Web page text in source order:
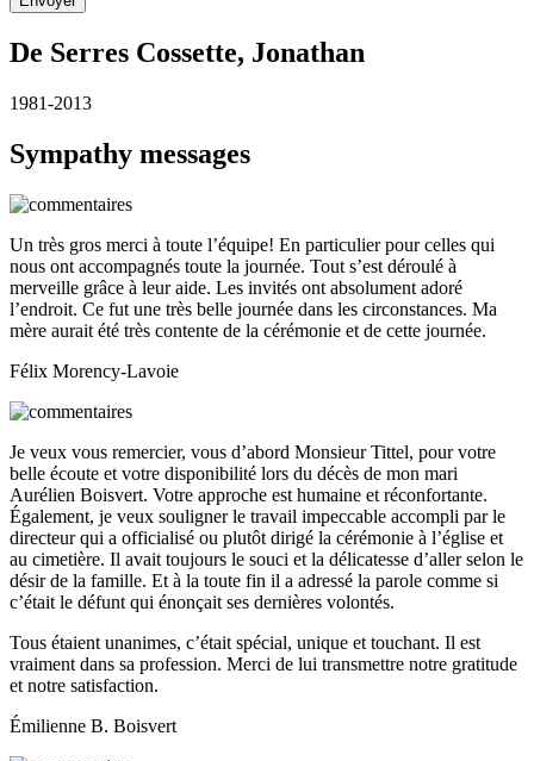
De Serres Cossette, Jonathan
1981-2013
Sympathy messages
Un très gros merci à toute l’équipe! En particulier pour celles qui
nous ont accompagnés toute la journée. Tout s’est déroulé à
merveille grâce à leur aide. Les invités ont absolument adoré
l’endroit. Ce fut une très belle journée dans les circonstances. Ma
mère aurait été très contente de la cérémonie et de cette journée.
Félix Morency-Lavoie
Je veux vous remercier, vous d’abord Monsieur Tittel, pour votre
belle écoute et votre disponibilité lors du décès de mon mari
Aurélien Boisvert. Votre approche est humaine et réconfortante.
Également, je veux souligner le travail impeccable accompli par le
directeur qui a officialisé ou plutôt dirigé la cérémonie à l’église et
au cimetière. Il avait toujours le souci et la délicatesse d’aller selon le
désir de la famille. Et à la toute fin il a adressé la parole comme si
c’était le défunt qui énonçait ses dernières volontés.
Tous étaient unanimes, c’était spécial, unique et touchant. Il est
vraiment dans sa profession. Merci de lui transmettre notre gratitude
et notre satisfaction.
Émilienne B. Boisvert